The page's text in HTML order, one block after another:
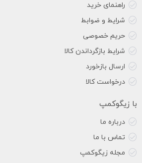
راهنمای خرید
شرایط و ضوابط
حریم خصوصی
شرایط بازگرداندن کالا
ارسال بازخورد
درخواست کالا
با زیگوکمپ
درباره ما
تماس با ما
مجله زیگوکمپ